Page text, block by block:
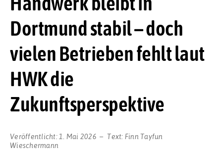
Dortmund stabil – doch
vielen Betrieben fehlt laut
HWK die
Zukunftsperspektive
Veröffentlicht: 1. Mai 2026 Text: Finn Tayfun
Wieschermann